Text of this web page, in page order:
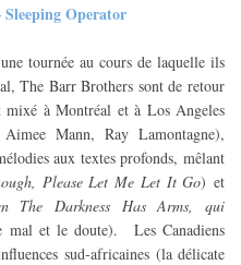
Operator
tournée au cours de laquelle ils
The Barr Brothers sont de retour
mixé à Montréal et à Los Angeles
Mann, Ray Lamontagne),
aux textes profonds, mêlant
Please Let Me Let It Go) et
The Darkness Has Arms, qui
mal et le doute).
Les Canadiens
sud-africaines (la délicate